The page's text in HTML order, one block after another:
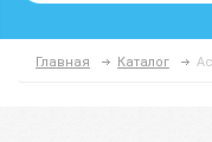
Главная Каталог